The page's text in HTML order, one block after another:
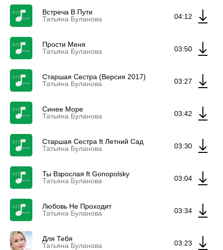
Встреча В Пути
Татьяна Буланова
04:12
Прости Меня
Татьяна Буланова
03:50
Старшая Сестра (Версия 2017)
Татьяна Буланова
03:27
Синее Море
Татьяна Буланова
03:42
Старшая Сестра ft Летний Сад
Татьяна Буланова
03:30
Ты Взрослая ft Gonopolsky
Татьяна Буланова
03:04
Любовь Не Проходит
Татьяна Буланова
03:34
Для Тебя
Татьяна Буланова
03:23